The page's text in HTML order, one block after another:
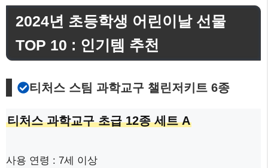
2024년 초등학생 어린이날 선물
TOP 10 : 인기템 추천
티처스 스팀 과학교구 챌린저키트 6종
티처스 과학교구 초급 12종 세트 A
사용 연령 : 7세 이상